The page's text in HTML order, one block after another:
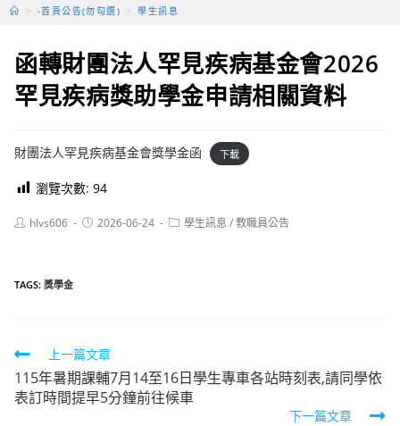
> -首頁公告(勿勾選) > 學生訊息
函轉財團法人罕見疾病基金會2026
罕見疾病獎助學金申請相關資料
財團法人罕見疾病基金會獎學金函 下載
瀏覽次數: 94
Posthlvs606
Post2026-06-24
Post學生訊息 /教職員公告
TAGS:獎學金
Read
more
articles
上一篇文章
115年暑期課輔7月14至16日學生專車各站時刻表,請同學依
表訂時間提早5分鐘前往候車
下一篇文章